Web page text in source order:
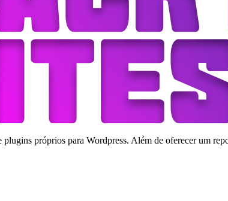
próprios para Wordpress. Além de oferecer um